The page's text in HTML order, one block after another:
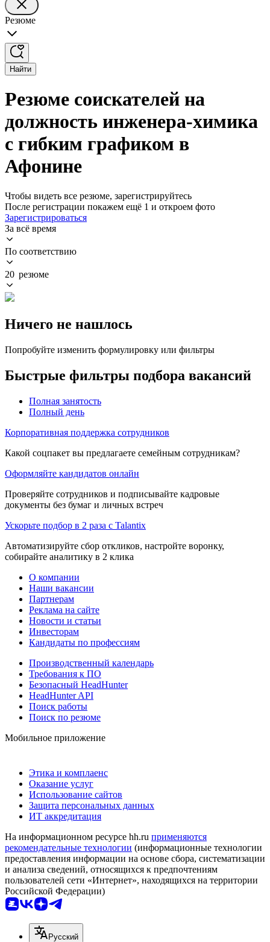
Резюме
Найти
Резюме соискателей на
должность инженера-химика
с гибким графиком в
Афонине
Чтобы видеть все резюме, зарегистрируйтесь
После регистрации покажем ещё 1 и откроем фото
Зарегистрироваться
За всё время
По соответствию
20 резюме
Ничего не нашлось
Попробуйте изменить формулировку или фильтры
Быстрые фильтры подбора вакансий
Полная занятость
Полный день
Корпоративная поддержка сотрудников
Какой соцпакет вы предлагаете семейным сотрудникам?
Оформляйте кандидатов онлайн
Проверяйте сотрудников и подписывайте кадровые
документы без бумаг и личных встреч
Ускорьте подбор в 2 раза с Talantix
Автоматизируйте сбор откликов, настройте воронку,
собирайте аналитику в 2 клика
О компании
Наши вакансии
Партнерам
Реклама на сайте
Новости и статьи
Инвесторам
Кандидаты по профессиям
Производственный календарь
Требования к ПО
Безопасный HeadHunter
HeadHunter API
Поиск работы
Поиск по резюме
Мобильное приложение
Этика и комплаенс
Оказание услуг
Использование сайтов
Защита персональных данных
ИТ аккредитация
На информационном ресурсе hh.ru применяются
рекомендательные технологии (информационные технологии
предоставления информации на основе сбора, систематизации
и анализа сведений, относящихся к предпочтениям
пользователей сети «Интернет», находящихся на территории
Российской Федерации)
Русский